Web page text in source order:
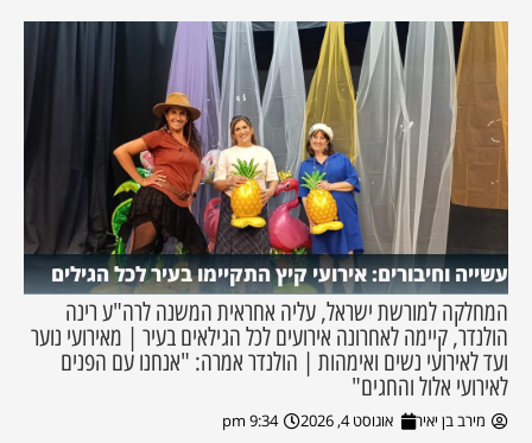
עשייה וחיבורים: אירועי קיץ התקיימו בעיר לכל הגילים
המחלקה למורשת ישראל, עליה אחראית המשנה לרה"ע רינה
הולנדר, קיימה לאחרונה אירועים לכל הגילאים בעיר | מאירועי נוער
ועד לאירועי נשים ואימהות | הולנדר אמרה: "אנחנו עם הפנים
לאירועי אלול והחגים"
מירב בן יאיר אוגוסט 4, 2026 9:34 pm